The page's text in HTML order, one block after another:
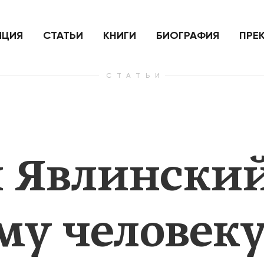
нанесенный по самим себе
СТАТЬИ КНИГИ БИОГРАФИЯ
СТАТЬИ